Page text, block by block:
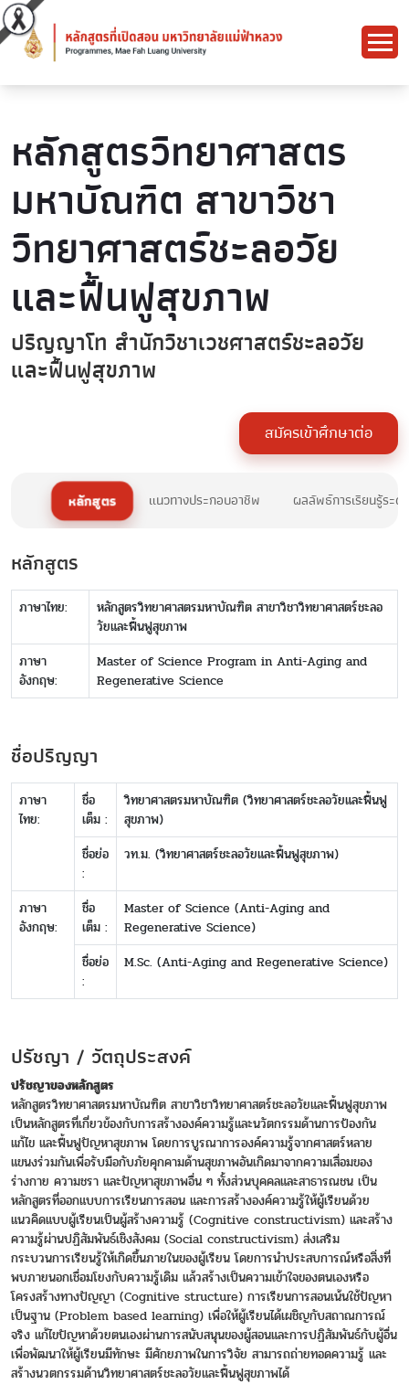
หลักสูตรวิทยาศาสตร
มหาบัณฑิต สาขาวิชา
วิทยาศาสตร์ชะลอวัย
และฟื้นฟูสุขภาพ
ปริญญาโท สำนักวิชาเวชศาสตร์ชะลอวัย
และฟื้นฟูสุขภาพ
สมัครเข้าศึกษาต่อ
หลักสูตร แนวทางประกอบอาชีพ ผลลัพธ์การเรียนรู้ระ
หลักสูตร
ภาษาไทย:
หลักสูตรวิทยาศาสตรมหาบัณฑิต สาขาวิชาวิทยาศาสตร์ชะลอ
วัยและฟื้นฟูสุขภาพ
ภาษา
อังกฤษ:
Master of Science Program in Anti-Aging and
Regenerative Science
ชื่อปริญญา
ภาษา
ไทย:
ชื่อ
เต็ม :
วิทยาศาสตรมหาบัณฑิต (วิทยาศาสตร์ชะลอวัยและฟื้นฟู
สุขภาพ)
ชื่อย่อ
:
วท.ม. (วิทยาศาสตร์ชะลอวัยและฟื้นฟูสุขภาพ)
ภาษา
อังกฤษ:
ชื่อ
เต็ม :
Master of Science (Anti-Aging and
Regenerative Science)
ชื่อย่อ
:
M.Sc. (Anti-Aging and Regenerative Science)
ปรัชญา / วัตถุประสงค์
ปรัชญาของหลักสูตร
หลักสูตรวิทยาศาสตรมหาบัณฑิต สาขาวิชาวิทยาศาสตร์ชะลอวัยและฟื้นฟูสุขภาพ
เป็นหลักสูตรที่เกี่ยวข้องกับการสร้างองค์ความรู้และนวัตกรรมด้านการป้องกัน
แก้ไข และฟื้นฟูปัญหาสุขภาพ โดยการบูรณาการองค์ความรู้จากศาสตร์หลาย
แขนงร่วมกันเพื่อรับมือกับภัยคุกคามด้านสุขภาพอันเกิดมาจากความเสื่อมของ
ร่างกาย ความชรา และปัญหาสุขภาพอื่น ๆ ทั้งส่วนบุคคลและสาธารณชน เป็น
หลักสูตรที่ออกแบบการเรียนการสอน และการสร้างองค์ความรู้ให้ผู้เรียนด้วย
แนวคิดแบบผู้เรียนเป็นผู้สร้างความรู้ (Cognitive constructivism) และสร้าง
ความรู้ผ่านปฏิสัมพันธ์เชิงสังคม (Social constructivism) ส่งเสริม
กระบวนการเรียนรู้ให้เกิดขึ้นภายในของผู้เรียน โดยการนำประสบการณ์หรือสิ่งที่
พบภายนอกเชื่อมโยงกับความรู้เดิม แล้วสร้างเป็นความเข้าใจของตนเองหรือ
โครงสร้างทางปัญญา (Cognitive structure) การเรียนการสอนเน้นใช้ปัญหา
เป็นฐาน (Problem based learning) เพื่อให้ผู้เรียนได้เผชิญกับสถาณการณ์
จริง แก้ไขปัญหาด้วยตนเองผ่านการสนับสนุนของผู้สอนและการปฏิสัมพันธ์กับผู้อื่น
เพื่อพัฒนาให้ผู้เรียนมีทักษะ มีศักยภาพในการวิจัย สามารถถ่ายทอดความรู้ และ
สร้างนวตกรรมด้านวิทยาศาสตร์ชะลอวัยและฟื้นฟูสุขภาพได้